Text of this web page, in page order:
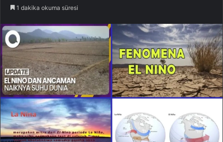
1 dakika okuma süresi